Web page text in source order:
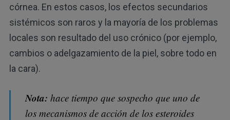
córnea. En estos casos, los efectos secundarios
sistémicos son raros y la mayoría de los problemas
locales son resultado del uso crónico (por ejemplo,
cambios o adelgazamiento de la piel, sobre todo en
la cara).
Nota: hace tiempo que sospecho que uno de
los mecanismos de acción de los esteroides